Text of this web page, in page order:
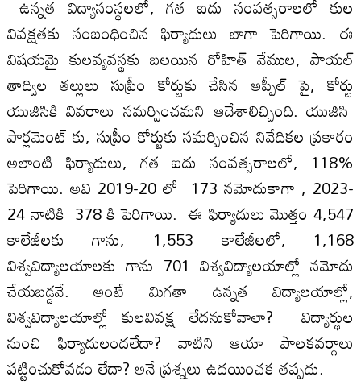
ఉన్నత విద్యాసంస్థలలో, గత ఐదు సంవత్సరాలలో కుల
వివక్షతకు సంబంధించిన ఫిర్యాదులు బాగా పెరిగాయి. ఈ
విషయమై కులవ్యవస్థకు బలయిన రోహిత్ వేముల, పాయల్
తాద్విల తల్లులు సుప్రీం కోర్టుకు చేసిన అప్పీల్ పై, కోర్టు
యుజిసికి వివరాలు సమర్పించమని ఆదేశాలిచ్చింది. యుజిసి
పార్లమెంట్ కు, సుప్రీం కోర్టుకు సమర్పించిన నివేదికల ప్రకారం
అలాంటి ఫిర్యాదులు, గత ఐదు సంవత్సరాలలో, 118%
పెరిగాయి. అవి 2019-20 లో 173 నమోదుకాగా , 2023-
24 నాటికి 378 కి పెరిగాయి. ఈ ఫిర్యాదులు మొత్తం 4,547
కాలేజీలకు గాను, 1,553 కాలేజీలలో, 1,168
విశ్వవిద్యాలయాలకు గాను 701 విశ్వవిద్యాలయాల్లో నమోదు
చేయబడ్డవే. అంటే మిగతా ఉన్నత విద్యాలయాల్లో,
విశ్వవిద్యాలయాల్లో కులవివక్ష లేదనుకోవాలా? విద్యార్థుల
నుంచి ఫిర్యాదులందలేదా? వాటిని ఆయా పాలకవర్గాలు
పట్టించుకోవడం లేదా? అనే ప్రశ్నలు ఉదయించక తప్పదు.